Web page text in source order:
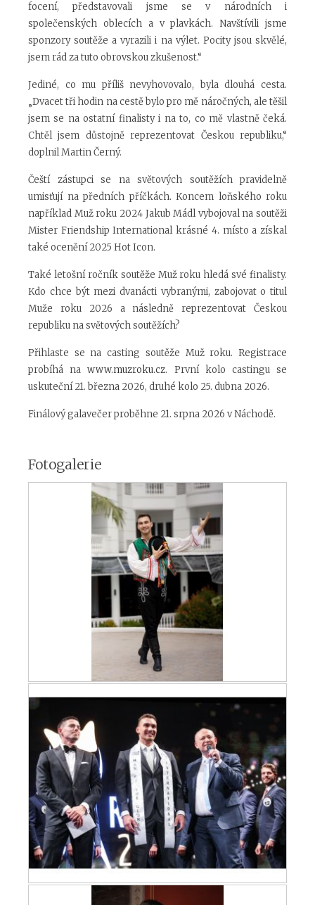
focení, představovali jsme se v národních i
společenských oblecích a v plavkách. Navštívili jsme
sponzory soutěže a vyrazili i na výlet. Pocity jsou skvělé,
jsem rád za tuto obrovskou zkušenost.“
Jediné, co mu příliš nevyhovovalo, byla dlouhá cesta.
„Dvacet tři hodin na cestě bylo pro mě náročných, ale těšil
jsem se na ostatní finalisty i na to, co mě vlastně čeká.
Chtěl jsem důstojně reprezentovat Českou republiku,“
doplnil Martin Černý.
Čeští zástupci se na světových soutěžích pravidelně
umisťují na předních příčkách. Koncem loňského roku
například Muž roku 2024 Jakub Mádl vybojoval na soutěži
Mister Friendship International krásné 4. místo a získal
také ocenění 2025 Hot Icon.
Také letošní ročník soutěže Muž roku hledá své finalisty.
Kdo chce být mezi dvanácti vybranými, zabojovat o titul
Muže roku 2026 a následně reprezentovat Českou
republiku na světových soutěžích?
Přihlaste se na casting soutěže Muž roku. Registrace
probíhá nawww.muzroku.cz. První kolo castingu se
uskuteční 21. března 2026, druhé kolo 25. dubna 2026.
Finálový galavečer proběhne 21. srpna 2026 v Náchodě.
Fotogalerie